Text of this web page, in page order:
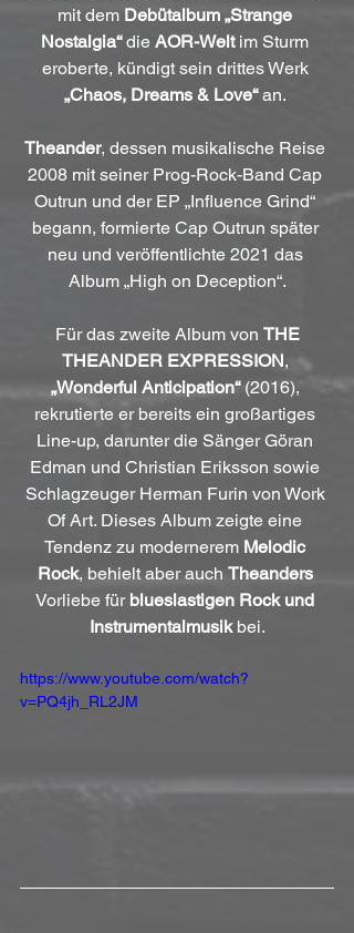
mit dem Debütalbum „Strange
Nostalgia“ die AOR-Welt im Sturm
eroberte, kündigt sein drittes Werk
„Chaos, Dreams & Love“ an.
Theander, dessen musikalische Reise
2008 mit seiner Prog-Rock-Band Cap
Outrun und der EP „Influence Grind“
begann, formierte Cap Outrun später
neu und veröffentlichte 2021 das
Album „High on Deception“.
Für das zweite Album von THE
THEANDER EXPRESSION,
„Wonderful Anticipation“ (2016),
rekrutierte er bereits ein großartiges
Line-up, darunter die Sänger Göran
Edman und Christian Eriksson sowie
Schlagzeuger Herman Furin von Work
Of Art. Dieses Album zeigte eine
Tendenz zu modernerem Melodic
Rock, behielt aber auch Theanders
Vorliebe für blueslastigen Rock und
Instrumentalmusik bei.
https://www.youtube.com/watch?
v=PQ4jh_RL2JM